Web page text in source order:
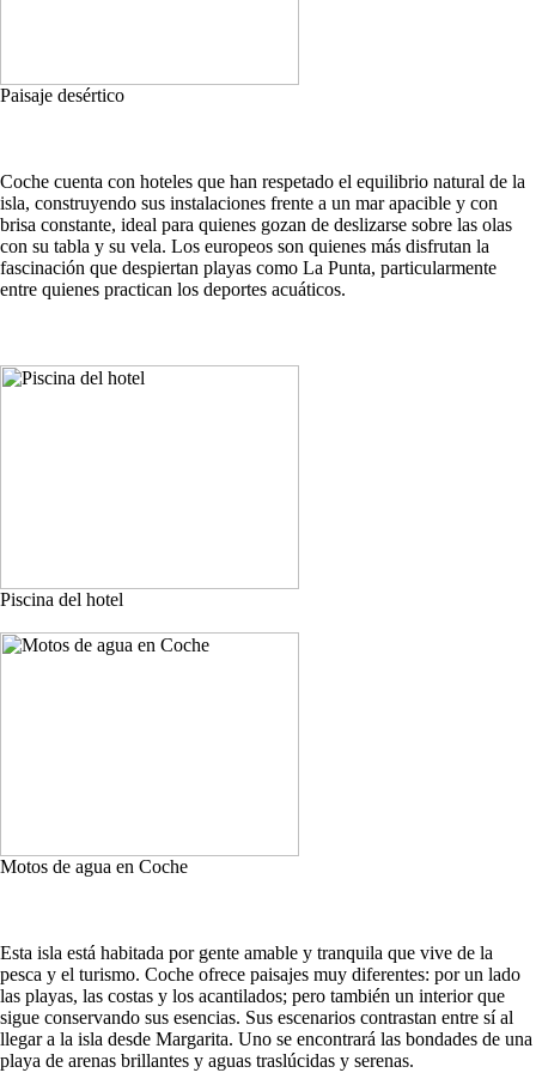
Paisaje desértico
Coche cuenta con hoteles que han respetado el equilibrio natural de la
isla, construyendo sus instalaciones frente a un mar apacible y con
brisa constante, ideal para quienes gozan de deslizarse sobre las olas
con su tabla y su vela. Los europeos son quienes más disfrutan la
fascinación que despiertan playas como La Punta, particularmente
entre quienes practican los deportes acuáticos.
Piscina del hotel
Motos de agua en Coche
Esta isla está habitada por gente amable y tranquila que vive de la
pesca y el turismo. Coche ofrece paisajes muy diferentes: por un lado
las playas, las costas y los acantilados; pero también un interior que
sigue conservando sus esencias. Sus escenarios contrastan entre sí al
llegar a la isla desde Margarita. Uno se encontrará las bondades de una
playa de arenas brillantes y aguas traslúcidas y serenas.